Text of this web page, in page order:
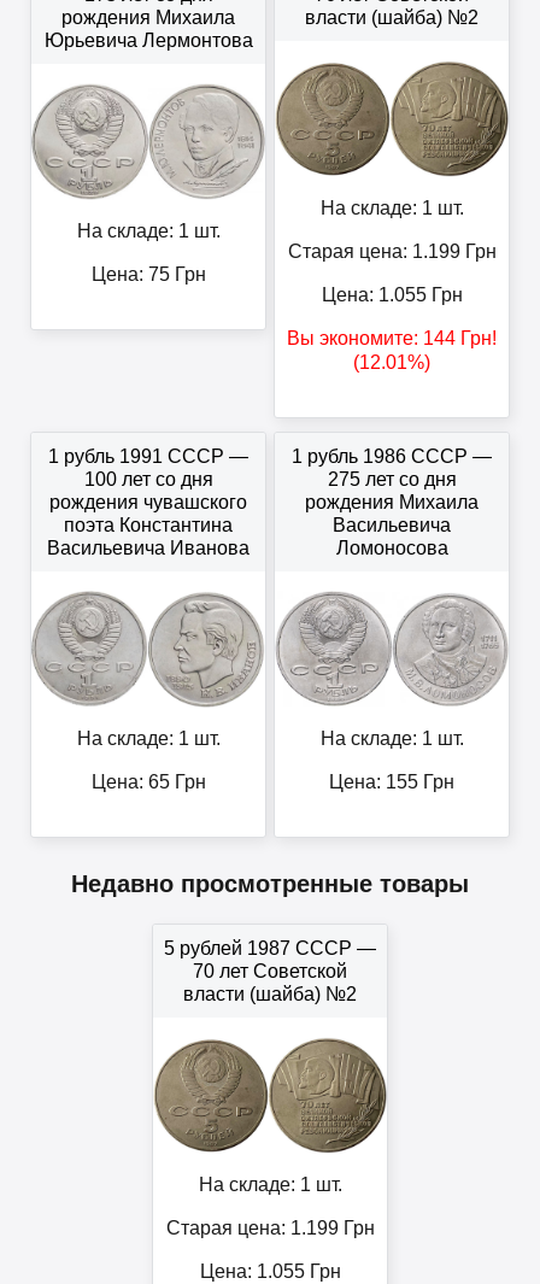
рождения Михаила
Юрьевича Лермонтова
На складе: 1 шт.
Цена: 75Грн
власти (шайба) №2
На складе: 1 шт.
Старая цена: 1.199Грн
Цена: 1.055Грн
Вы экономите: 144 Грн!
(12.01%)
1 рубль 1991 СССР —
100 лет со дня
рождения чувашского
поэта Константина
Васильевича Иванова
На складе: 1 шт.
Цена: 65Грн
1 рубль 1986 СССР —
275 лет со дня
рождения Михаила
Васильевича
Ломоносова
На складе: 1 шт.
Цена: 155 Грн
Недавно просмотренные товары
5 рублей 1987 СССР —
70 лет Советской
власти (шайба) №2
На складе: 1 шт.
Старая цена: 1.199Грн
Цена: 1.055Грн